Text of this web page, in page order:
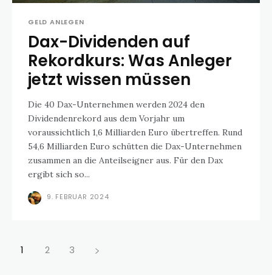
GELD ANLEGEN
Dax-Dividenden auf
Rekordkurs: Was Anleger
jetzt wissen müssen
Die 40 Dax-Unternehmen werden 2024 den
Dividendenrekord aus dem Vorjahr um
voraussichtlich 1,6 Milliarden Euro übertreffen. Rund
54,6 Milliarden Euro schütten die Dax-Unternehmen
zusammen an die Anteilseigner aus. Für den Dax
ergibt sich so...
9. FEBRUAR 2024
1 2 3